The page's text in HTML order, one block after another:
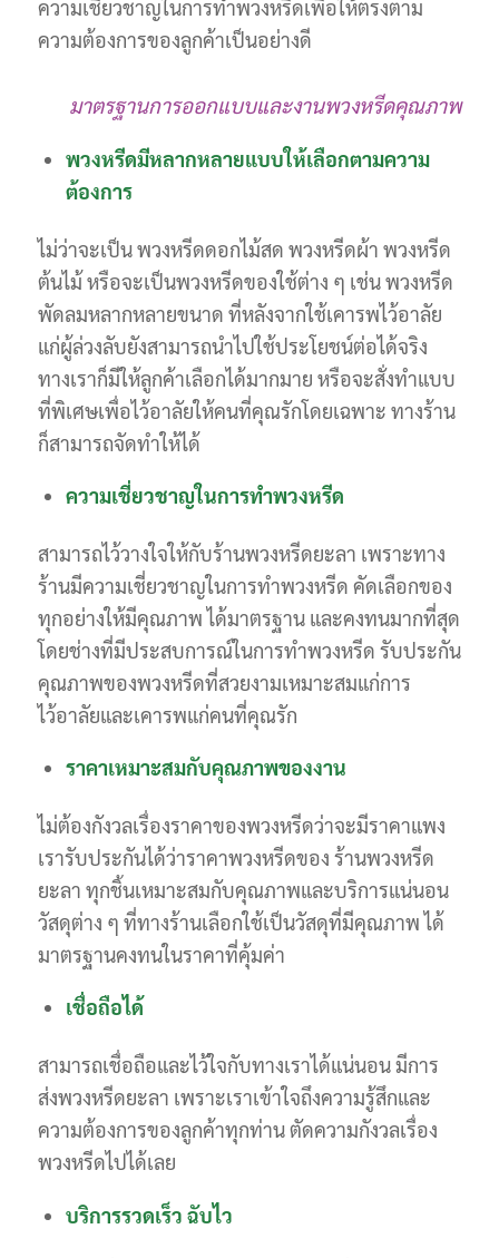
ความเชียวชาญในการทำพวงหรีดเพื่อให้ตรงตาม
ความต้องการของลูกค้าเป็นอย่างดี
มาตรฐานการออกแบบและงานพวงหรีดคุณภาพ
พวงหรีดมีหลากหลายแบบให้เลือกตามความ
ต้องการ
ไม่ว่าจะเป็น พวงหรีดดอกไม้สด พวงหรีดผ้า พวงหรีด
ต้นไม้ หรือจะเป็นพวงหรีดของใช้ต่าง ๆ เช่น พวงหรีด
พัดลมหลากหลายขนาด ที่หลังจากใช้เคารพไว้อาลัย
แก่ผู้ล่วงลับยังสามารถนำไปใช้ประโยชน์ต่อได้จริง
ทางเราก็มีให้ลูกค้าเลือกได้มากมาย หรือจะสั่งทำแบบ
ที่พิเศษเพื่อไว้อาลัยให้คนที่คุณรักโดยเฉพาะ ทางร้าน
ก็สามารถจัดทำให้ได้
ความเชี่ยวชาญในการทำพวงหรีด
สามารถไว้วางใจให้กับร้านพวงหรีดยะลา เพราะทาง
ร้านมีความเชี่ยวชาญในการทำพวงหรีด คัดเลือกของ
ทุกอย่างให้มีคุณภาพ ได้มาตรฐาน และคงทนมากที่สุด
โดยช่างที่มีประสบการณ์ในการทำพวงหรีด รับประกัน
คุณภาพของพวงหรีดที่สวยงามเหมาะสมแก่การ
ไว้อาลัยและเคารพแก่คนที่คุณรัก
ราคาเหมาะสมกับคุณภาพของงาน
ไม่ต้องกังวลเรื่องราคาของพวงหรีดว่าจะมีราคาแพง
เรารับประกันได้ว่าราคาพวงหรีดของ ร้านพวงหรีด
ยะลา ทุกชิ้นเหมาะสมกับคุณภาพและบริการแน่นอน
วัสดุต่าง ๆ ที่ทางร้านเลือกใช้เป็นวัสดุที่มีคุณภาพ ได้
มาตรฐานคงทนในราคาที่คุ้มค่า
เชื่อถือได้
สามารถเชื่อถือและไว้ใจกับทางเราได้แน่นอน มีการ
ส่งพวงหรีดยะลา เพราะเราเข้าใจถึงความรู้สึกและ
ความต้องการของลูกค้าทุกท่าน ตัดความกังวลเรื่อง
พวงหรีดไปได้เลย
บริการรวดเร็ว ฉับไว